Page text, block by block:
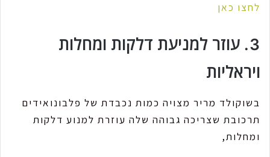
לחצו כאן
3. עוזר למניעת דלקות ומחלות
ויראליות
בשוקולד מריר מצויה כמות נכבדת של פלבונואידים
תרכובת שצריכה גבוהה שלה עוזרת למנוע דלקות
ומחלות,